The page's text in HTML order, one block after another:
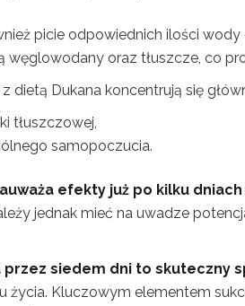
picie odpowiednich ilości wody
węglowodany oraz tłuszcze, co
dietą Dukana koncentrują się
tłuszczowej,
samopoczucia.
efekty już po kilku
jednak mieć na uwadze
przez siedem dni to skuteczny
życia. Kluczowym elementem